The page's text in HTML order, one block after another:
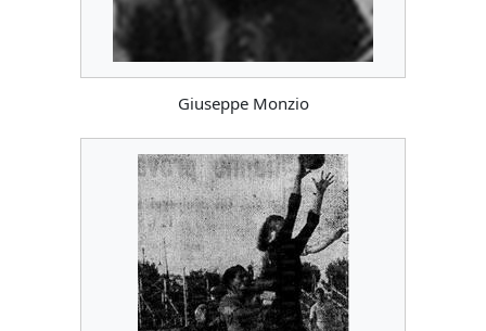
Giuseppe Monzio